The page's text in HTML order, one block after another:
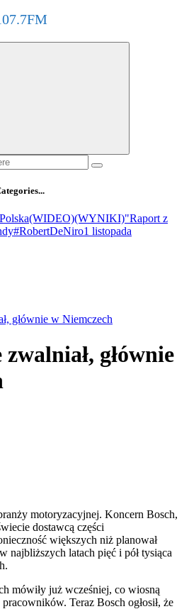
(WIDEO)(WYNIKI)"Raport z
#RobertDeNiro1 listopada
głównie w Niemczech
głównie
motoryzacyjnej. Koncern Bosch,
dostawcą części
większych niż planował
najbliższych latach pięć i pół tysiąca
mówiły już wcześniej, co wiosną
Teraz Bosch ogłosił, że